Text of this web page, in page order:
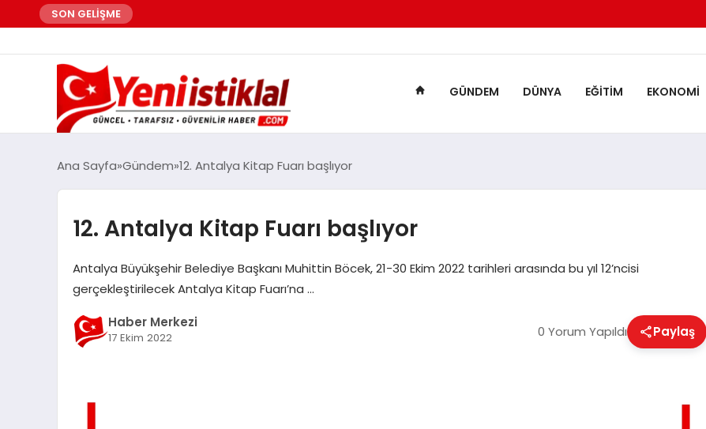
SON GELİŞME
GÜNDEM DÜNYA EĞITIM EKONOMI
Ana Sayfa Gündem 12. Antalya Kitap Fuarı başlıyor
12. Antalya Kitap Fuarı başlıyor
Antalya Büyükşehir Belediye Başkanı Muhittin Böcek, 21-30 Ekim 2022 tarihleri arasında bu yıl 12’ncisi
gerçekleştirilecek Antalya Kitap Fuarı’na …
Haber Merkezi
17 Ekim 2022 0 Yorum Yapıldı Paylaş